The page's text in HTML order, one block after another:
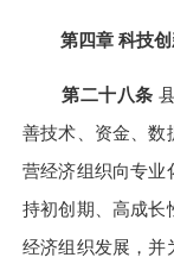
第四章 科技
第二十八条
善技术、资金、数
营经济组织向专业
持初创期、高成长
经济组织发展，并